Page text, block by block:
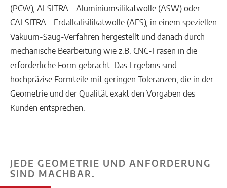
(PCW), ALSITRA – Aluminiumsilikatwolle (ASW) oder
CALSITRA – Erdalkalisilikatwolle (AES), in einem speziellen
Vakuum-Saug-Verfahren hergestellt und danach durch
mechanische Bearbeitung wie z.B. CNC-Fräsen in die
erforderliche Form gebracht. Das Ergebnis sind
hochpräzise Formteile mit geringen Toleranzen, die in der
Geometrie und der Qualität exakt den Vorgaben des
Kunden entsprechen.
JEDE GEOMETRIE UND ANFORDERUNG
SIND MACHBAR.